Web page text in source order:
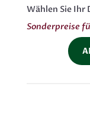
Wählen Sie Ihr
Sonderpreise